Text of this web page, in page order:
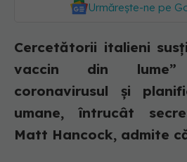
Urmărește-ne pe
Cercetătorii italieni
vaccin din
coronavirusul și
umane, întrucât
Matt Hancock, admite